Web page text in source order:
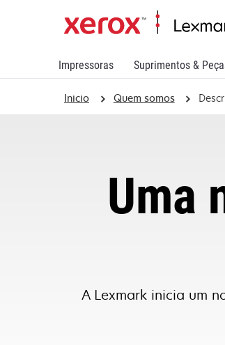
Impressoras Suprimentos &
Inicio Quem somos
Uma
A Lexmark inicia um